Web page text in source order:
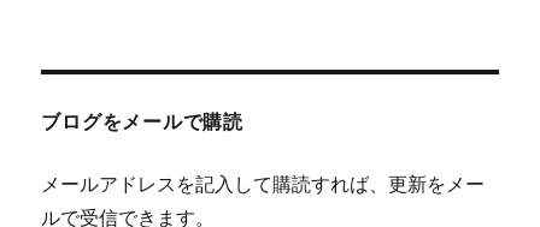
ブログをメールで購読
メールアドレスを記入して購読すれば、更新をメー
ルで受信できます。